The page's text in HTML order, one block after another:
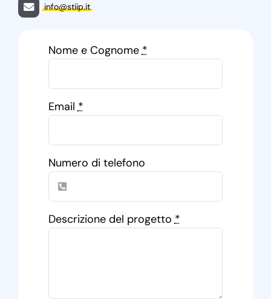
info@stiip.it
Nome e Cognome*
Email*
Numero di telefono
Descrizione del progetto*